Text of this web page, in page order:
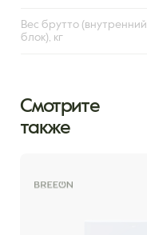
Вес брутто (внутренний
блок), кг
Смотрите
также